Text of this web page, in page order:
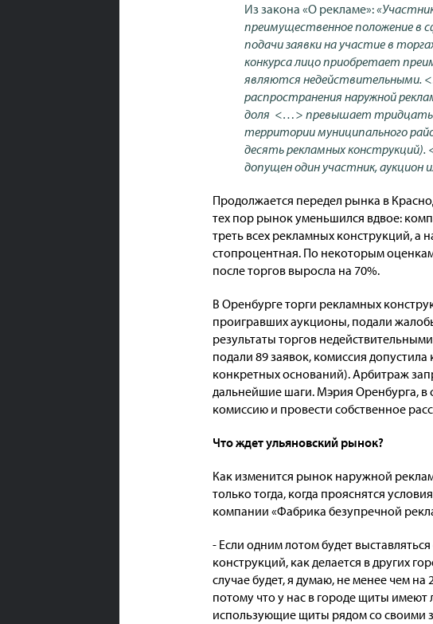
Из закона «О рекламе»:
преимущественное положение в
подачи заявки на участие в
конкурса лицо приобретает
являются недействительными.
распространения наружной
доля <…> превышает тридцать
территории муниципального
десять рекламных конструкций).
допущен один участник, аукцион
Продолжается передел рынка в
тех пор рынок уменьшился вдвое:
треть всех рекламных конструкций,
стопроцентная. По некоторым
после торгов выросла на 70%.
В Оренбурге торги рекламных
проигравших аукционы, подали
результаты торгов
подали 89 заявок, комиссия
конкретных оснований). Арбитраж
дальнейшие шаги. Мэрия Оренбурга, в
комиссию и провести собственное
Что ждет ульяновский рынок?
Как изменится рынок наружной
только тогда, когда прояснятся
компании «Фабрика безупречной
- Если одним лотом будет
конструкций, как делается в других
случае будет, я думаю, не менее чем
потому что у нас в городе щиты
использующие щиты рядом со своими